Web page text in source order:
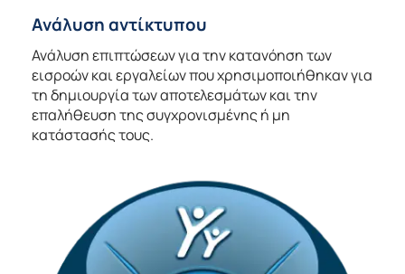
Ανάλυση αντίκτυπου
Ανάλυση επιπτώσεων για την κατανόηση των
εισροών και εργαλείων που χρησιμοποιήθηκαν για
τη δημιουργία των αποτελεσμάτων και την
επαλήθευση της συγχρονισμένης ή μη
κατάστασής τους.